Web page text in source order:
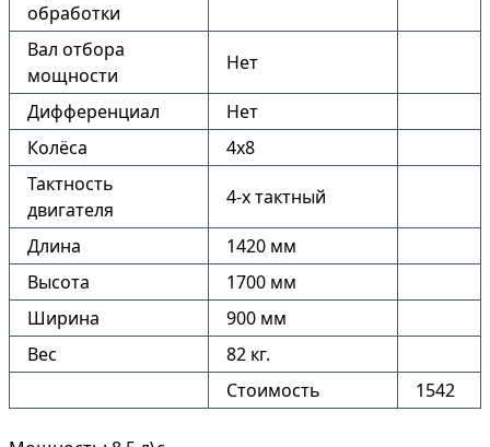
обработки
Вал отбора
мощности
Нет
Дифференциал
Нет
Колёса
4х8
Тактность
двигателя
4-х тактный
Длина
1420 мм
Высота
1700 мм
Ширина
900 мм
Вес
82 кг.
Стоимость
1542